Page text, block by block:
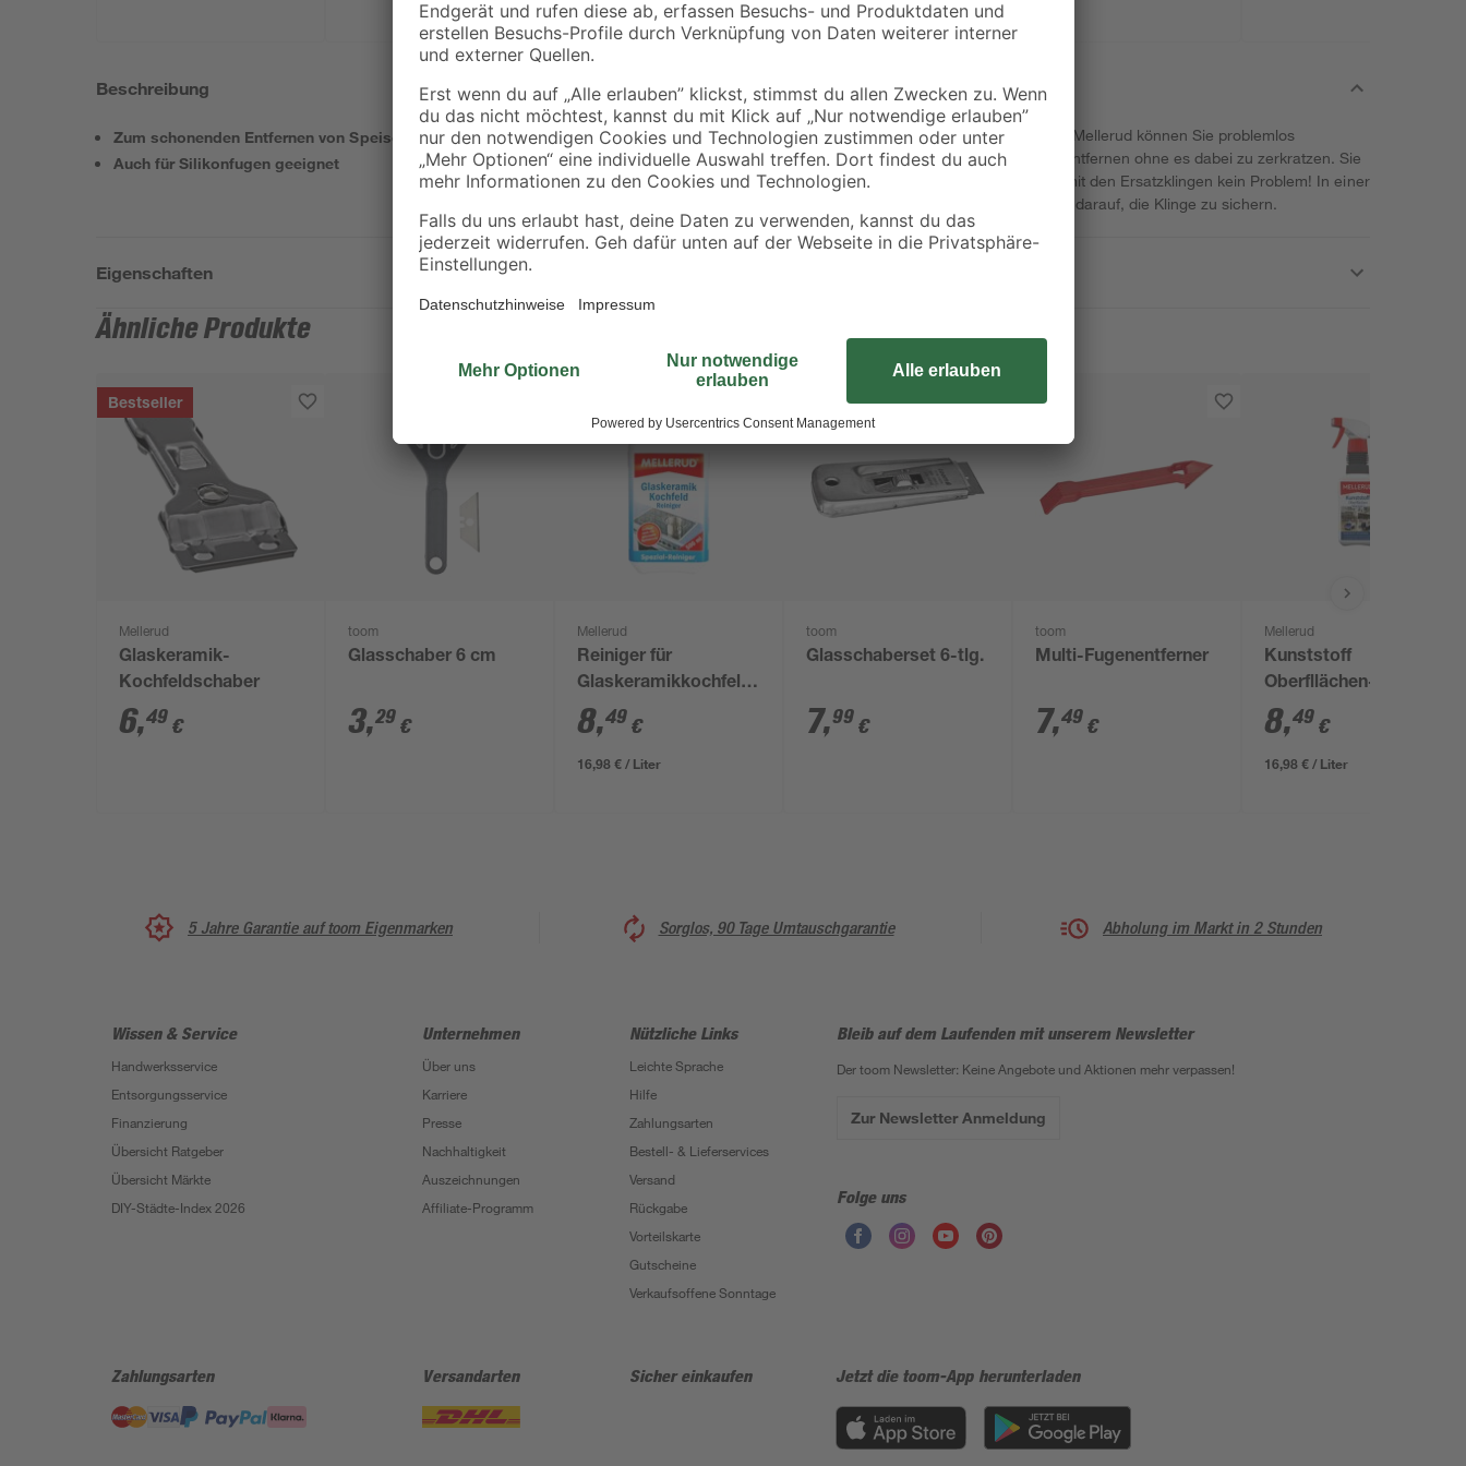
Beschreibung
Zum schonenden Entfernen von Speiseresten
Auch für Silikonfugen geeignet
Mit den Ersatzklingen für Ceranfeldschaber von Mellerud können Sie problemlos
angebrannte Speisereste von Ihrem Ceranfeld entfernen ohne es dabei zu zerkratzen. Sie
möchten Silikonfugen entfernen? Auch dies ist mit den Ersatzklingen kein Problem! In einer
Packung sind fünf Klingen enthalten. Achten Sie darauf, die Klinge zu sichern.
Eigenschaften
Ähnliche Produkte
Bestseller
Mellerud
Glaskeramik-
Kochfeldschaber
6,49 €
toom
Glasschaber 6 cm
3,29 €
Mellerud
Reiniger für
Glaskeramikkochfelder
500 ml
8,49 €
16,98 € / Liter
toom
Glasschaberset 6-tlg.
7,99 €
toom
Multi-Fugenentferner
7,49 €
Mellerud
Kunststoff
Oberfllächen-Reiniger
0,5 l
8,49 €
16,98 € / Liter
5 Jahre Garantie auf toom Eigenmarken Sorglos, 90 Tage Umtauschgarantie Abholung im Markt in 2 Stunden
Wissen & Service
Handwerksservice
Entsorgungsservice
Finanzierung
Übersicht Ratgeber
Übersicht Märkte
DIY-Städte-Index 2026
Unternehmen
Über uns
Karriere
Presse
Nachhaltigkeit
Auszeichnungen
Affiliate-Programm
Nützliche Links
Leichte Sprache
Hilfe
Zahlungsarten
Bestell- & Lieferservices
Versand
Rückgabe
Vorteilskarte
Gutscheine
Verkaufsoffene Sonntage
Bleib auf dem Laufenden mit unserem Newsletter
Der toom Newsletter: Keine Angebote und Aktionen mehr verpassen!
Zur Newsletter Anmeldung
Folge uns
Zahlungsarten Versandarten Sicher einkaufen Jetzt die toom-App herunterladen